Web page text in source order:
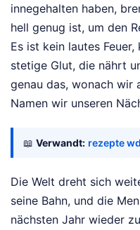
innegehalten haben,
hell genug ist, um den
Es ist kein lautes
stetige Glut, die nährt
genau das, wonach wir
Namen wir unseren
📖 Verwandt: rezepte
Die Welt dreht sich
seine Bahn, und die
nächsten Jahr wieder